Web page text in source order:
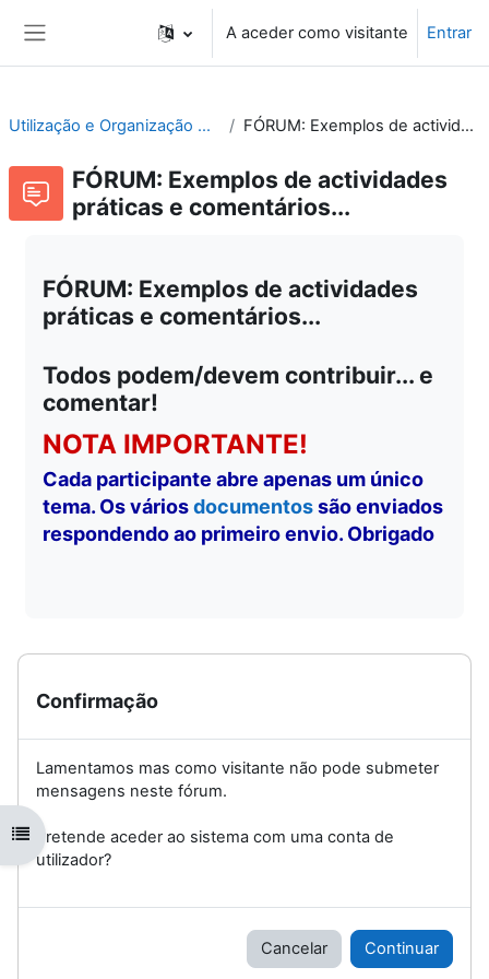
A aceder como visitante Entrar
Abrir índice da disciplina
Utilização e Organização de Laboratórios Escolares FÓRUM: Exemplos de actividades práticas e comentários...
FÓRUM: Exemplos de actividades
práticas e comentários...
FÓRUM: Exemplos de actividades
práticas e comentários...
Todos podem/devem contribuir... e
comentar!
NOTA IMPORTANTE!
Cada participante abre apenas um único
tema. Os váriosdocumentossão enviados
respondendo ao primeiro envio. Obrigado
Confirmação
Lamentamos mas como visitante não pode submeter
mensagens neste fórum.
Pretende aceder ao sistema com uma conta de
utilizador?
Cancelar Continuar